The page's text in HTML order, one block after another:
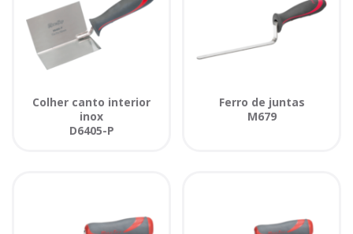
Colher canto interior
inox
D6405-P
Ferro de juntas
M679